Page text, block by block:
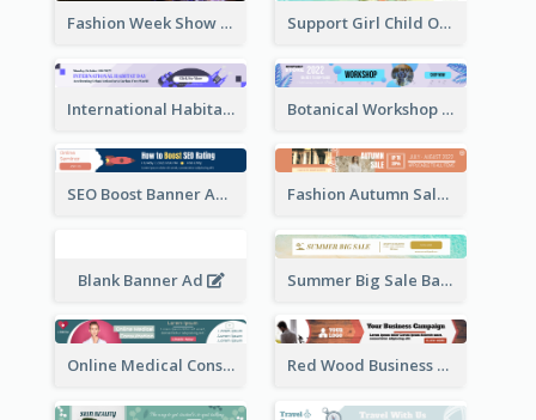
Fashion Week Show Banner Ad Support Girl Child Online Campaign Banner Ad
International Habitat Day Banner Ad Botanical Workshop Promote Banner Ad
SEO Boost Banner Ad Fashion Autumn Sale Banner Ad
Blank Banner Ad Summer Big Sale Banner Ad
Online Medical Consultation Banner Ad Red Wood Business Banner Ad